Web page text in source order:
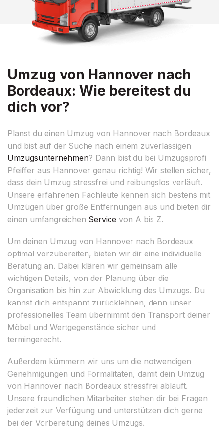
Umzug von Hannover nach
Bordeaux: Wie bereitest du
dich vor?
Planst du einen Umzug von Hannover nach Bordeaux
und bist auf der Suche nach einem zuverlässigen
Umzugsunternehmen? Dann bist du bei Umzugsprofi
Pfeiffer aus Hannover genau richtig! Wir stellen sicher,
dass dein Umzug stressfrei und reibungslos verläuft.
Unsere erfahrenen Fachleute kennen sich bestens mit
Umzügen über große Entfernungen aus und bieten dir
einen umfangreichen Service von A bis Z.
Um deinen Umzug von Hannover nach Bordeaux
optimal vorzubereiten, bieten wir dir eine individuelle
Beratung an. Dabei klären wir gemeinsam alle
wichtigen Details, von der Planung über die
Organisation bis hin zur Abwicklung des Umzugs. Du
kannst dich entspannt zurücklehnen, denn unser
professionelles Team übernimmt den Transport deiner
Möbel und Wertgegenstände sicher und
termingerecht.
Außerdem kümmern wir uns um die notwendigen
Genehmigungen und Formalitäten, damit dein Umzug
von Hannover nach Bordeaux stressfrei abläuft.
Unsere freundlichen Mitarbeiter stehen dir bei Fragen
jederzeit zur Verfügung und unterstützen dich gerne
bei der Vorbereitung deines Umzugs.